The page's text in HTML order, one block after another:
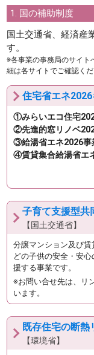
1. 国の補助制度
国土交通省、経済産
す。
※各事業の事務局のサイト
細は各サイトでご確認くだ
住宅省エネ
①みらいエコ住宅
②先進的窓リノベ
③給湯省エネ2026事
④賃貸集合給湯省エ
子育て支援型共
【国土交通省】
分譲マンション及び
どの子供の安全・安
援する事業です。
※お問い合せ先は、リ
います。
既存住宅の断熱
【環境省】